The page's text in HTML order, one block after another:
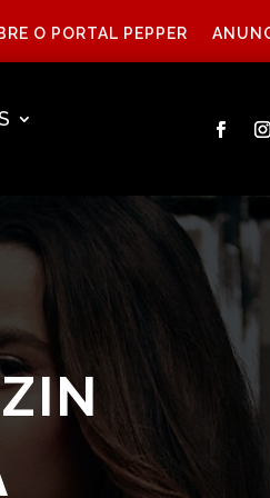
O PORTAL PEPPER